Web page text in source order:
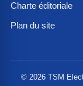
Charte éditoriale
Plan du site
© 2026 TSM